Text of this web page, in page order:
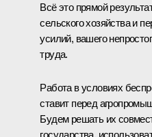
Всё это прямой
сельского хозяйства и
усилий, вашего
труда.
Работа в условиях
ставит перед
Будем решать их